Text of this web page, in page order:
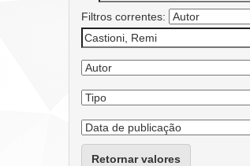
Filtros correntes:
Retornar valores